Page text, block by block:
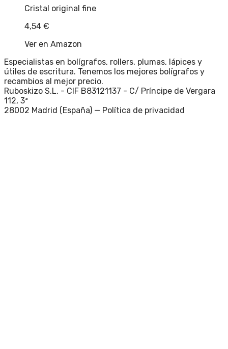
Cristal original fine
4,54 €
Ver en Amazon
Especialistas en bolígrafos, rollers, plumas, lápices y
útiles de escritura. Tenemos los mejores bolígrafos y
recambios al mejor precio.
Ruboskizo S.L. - CIF B83121137 - C/ Príncipe de Vergara
112, 3ª
28002 Madrid (España) — Política de privacidad